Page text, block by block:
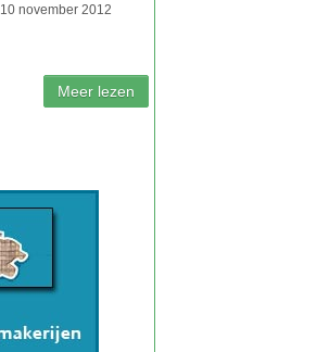
10 november 2012